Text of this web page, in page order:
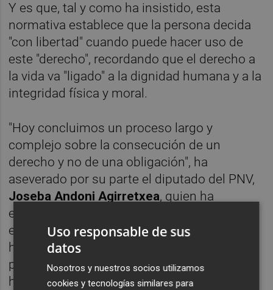
Y es que, tal y como ha insistido, esta
normativa establece que la persona decida
"con libertad" cuando puede hacer uso de
este "derecho", recordando que el derecho a
la vida va "ligado" a la dignidad humana y a la
integridad física y moral.
"Hoy concluimos un proceso largo y
complejo sobre la consecución de un
derecho y no de una obligación", ha
aseverado por su parte el diputado del PNV,
Joseba Andoni Agirretxea, quien ha
esperado que "nadie" tenga que recurrir a
este derecho pero que, si lo necesita, pueda
hacerlo con "total garantía". "No hay nada
peor que no poder vivir por no poder morir",
ha añadido.
Uso responsable de sus
datos
Nosotros y nuestros socios utilizamos
cookies y tecnologías similares para